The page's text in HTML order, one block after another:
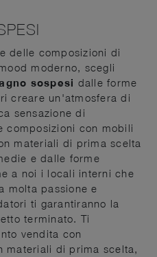
delle composizioni di
moderno, scegli
sospesi dalle forme
creare un'atmosfera di
sensazione di
composizioni con mobili
materiali di prima scelta
e dalle forme
a noi i locali interni che
molta passione e
ti garantiranno la
terminato. Ti
vendita con
materiali di prima scelta,